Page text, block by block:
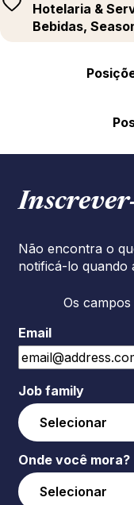
Hotelaria &
Bebidas,
Não encontra o
notificá-lo quando
Os
Email
Job family
Onde você mora?